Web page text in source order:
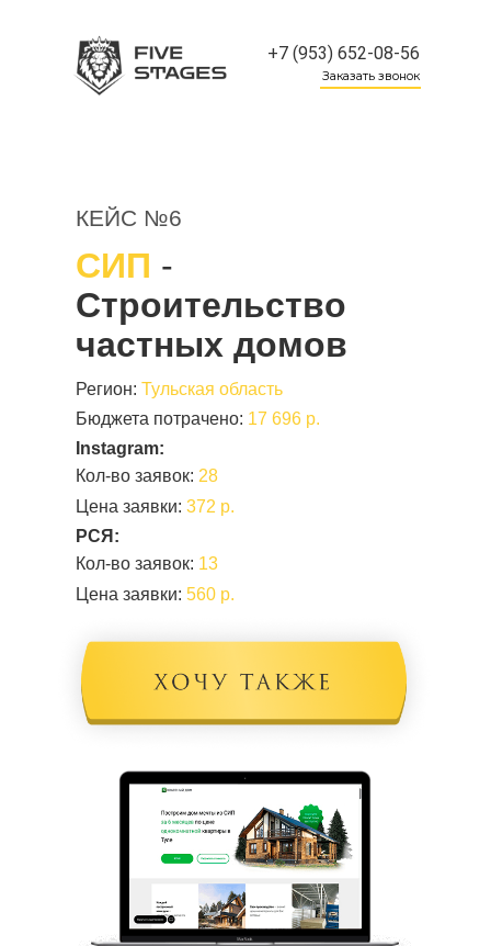
+7 (953) 652-08-56
Заказать звонок
СИП -
Строительство
частных домов
РСЯ:
КЕЙС №6
Цена заявки: 372 р.
Кол-во заявок: 28
Регион: Тульская область
Instagram:
Цена заявки: 560 р.
Кол-во заявок: 13
Бюджета потрачено: 17 696 р.